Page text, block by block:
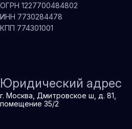
ОГРН 1227700484802
ИНН 7730284478
КПП 774301001
Юридический адрес
г. Москва, Дмитровское ш, д. 81,
помещение 35/2